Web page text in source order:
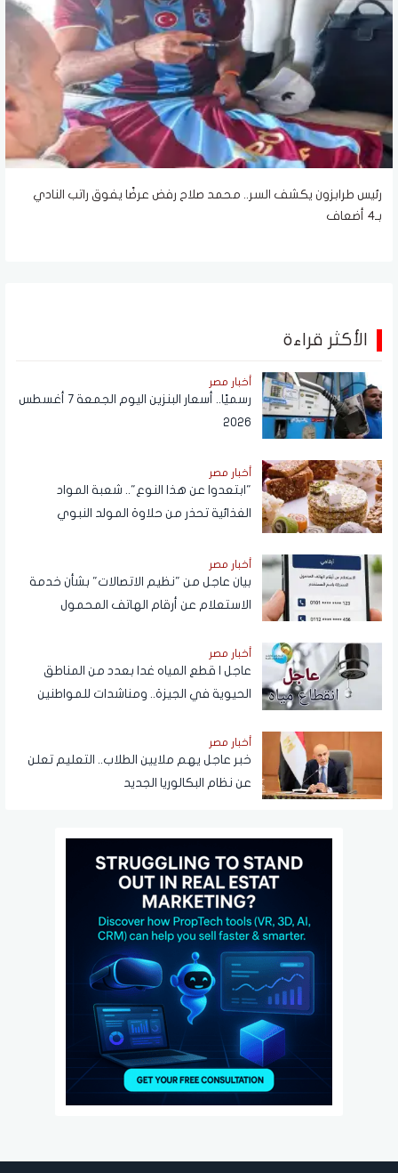
رئيس طرابزون يكشف السر.. محمد صلاح رفض عرضًا يفوق راتب النادي
بـ4 أضعاف
الأكثر قراءة
أخبار مصر
رسميًا.. أسعار البنزين اليوم الجمعة 7 أغسطس
2026
أخبار مصر
"ابتعدوا عن هذا النوع".. شعبة المواد
الغذائية تحذر من حلاوة المولد النبوي
أخبار مصر
بيان عاجل من "نظيم الاتصالات" بشأن خدمة
الاستعلام عن أرقام الهاتف المحمول
NTRA
أخبار مصر
عاجل | قطع المياه غدا بعدد من المناطق
الحيوية في الجيزة.. ومناشدات للمواطنين
أخبار مصر
خبر عاجل يهم ملايين الطلاب.. التعليم تعلن
عن نظام البكالوريا الجديد